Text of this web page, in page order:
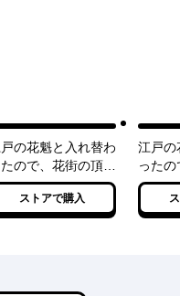
の花魁と入れ替わ
ので、花街の頂点
指してみる 二
ストアで購入
江戸の
ったの
を目指